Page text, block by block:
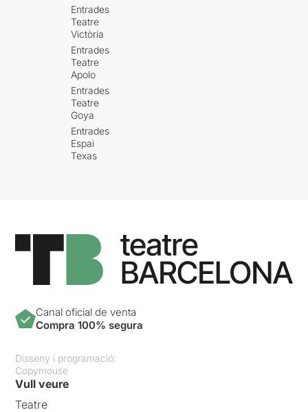
Entrades
Teatre
Victòria
Entrades
Teatre
Apolo
Entrades
Teatre
Goya
Entrades
Espai
Texas
Canal oficial de venta
Compra 100% segura
Disseny i programació:
Copymouse
Vull veure
Teatre